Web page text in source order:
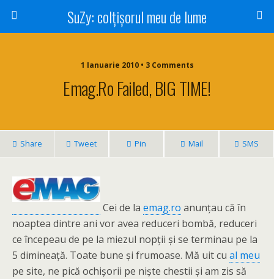
SuZy: colţişorul meu de lume
1 Ianuarie 2010 • 3 Comments
Emag.ro Failed, BIG TIME!
Share Tweet Pin Mail SMS
Cei de la emag.ro anunţau că în
noaptea dintre ani vor avea reduceri bombă, reduceri
ce începeau de pe la miezul nopţii şi se terminau pe la
5 dimineaţă. Toate bune şi frumoase. Mă uit cu al meu
pe site, ne pică ochişorii pe nişte chestii şi am zis să